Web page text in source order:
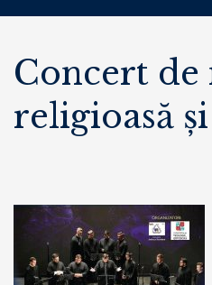
Concert de
religioasă